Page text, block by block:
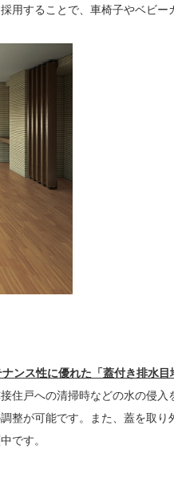
用することで、車椅子やベビ
ンス性に優れた「蓋付き排水目
住戸への清掃時などの水の侵
整が可能です。また、蓋を取
です。